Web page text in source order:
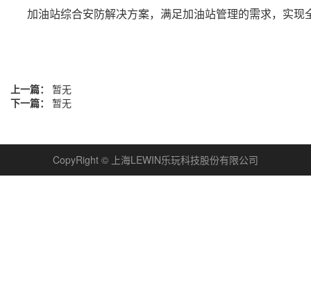
加油站综合安防解决方案，满足加油站管理的需求，实现
上一篇：
暂无
下一篇：
暂无
CopyRight © 上海LEWIN乐玩科技股份有限公司